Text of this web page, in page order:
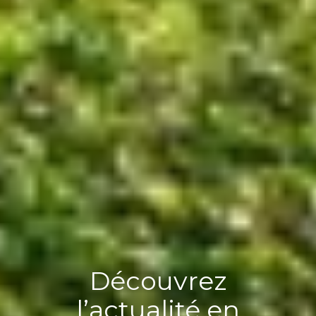
Découvrez nos